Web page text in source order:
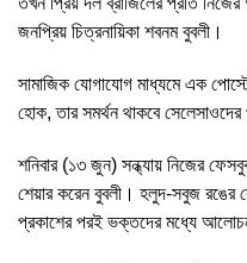
জনপ্রিয় চিত্রনায়িকা শবনম বুবলী।
সামাজিক যোগাযোগ মাধ্যমে এক
হোক, তার সমর্থন থাকবে সেলেসাওদের
শনিবার (১৩ জুন) সন্ধ্যায় নিজের
শেয়ার করেন বুবলী। হলুদ-সবুজ রঙের
প্রকাশের পরই ভক্তদের মধ্যে